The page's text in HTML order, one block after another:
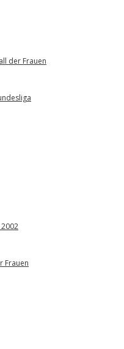
der Frauen
Frauen